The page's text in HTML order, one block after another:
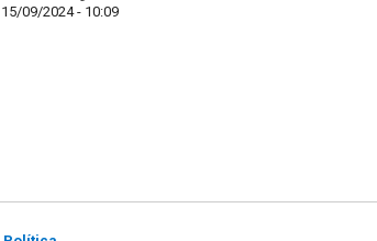
15/09/2024 - 10:09